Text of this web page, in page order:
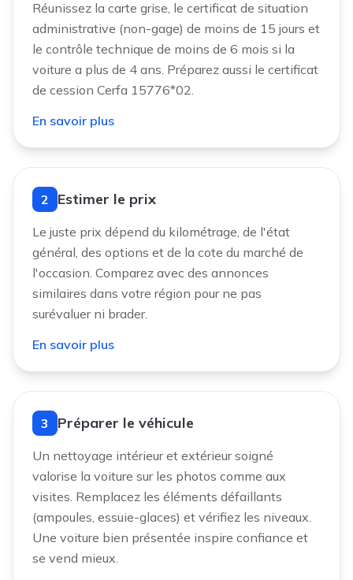
Réunissez la carte grise, le certificat de situation
administrative (non-gage) de moins de 15 jours et
le contrôle technique de moins de 6 mois si la
voiture a plus de 4 ans. Préparez aussi le certificat
de cession Cerfa 15776*02.
En savoir plus
2 Estimer le prix
Le juste prix dépend du kilométrage, de l'état
général, des options et de la cote du marché de
l'occasion. Comparez avec des annonces
similaires dans votre région pour ne pas
surévaluer ni brader.
En savoir plus
3 Préparer le véhicule
Un nettoyage intérieur et extérieur soigné
valorise la voiture sur les photos comme aux
visites. Remplacez les éléments défaillants
(ampoules, essuie-glaces) et vérifiez les niveaux.
Une voiture bien présentée inspire confiance et
se vend mieux.